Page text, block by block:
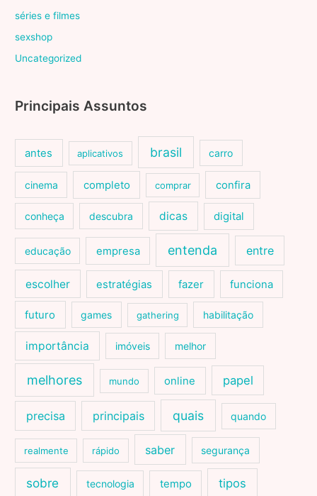
séries e filmes
sexshop
Uncategorized
Principais Assuntos
antes aplicativos brasil carro
cinema completo comprar confira
conheça descubra dicas digital
educação empresa entenda entre
escolher estratégias fazer funciona
futuro games gathering habilitação
importância imóveis melhor
melhores mundo online papel
precisa principais quais quando
realmente rápido saber segurança
sobre tecnologia tempo tipos